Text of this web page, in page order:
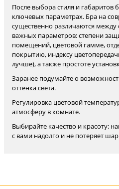
После выбора стиля и габаритов
ключевых параметрах. Бра на
существенно различаются
важных параметров: степени
помещений, цветовой гамме,
покрытию, индексу
лучше), а также простоте
Заранее подумайте о
оттенка света.
Регулировка цветовой
атмосферу в комнате.
Выбирайте качество и красоту:
с вами надолго и не потеряет